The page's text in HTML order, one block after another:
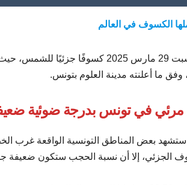
الكسوف في العالم
تشهد الأرض يوم السبت 29 مارس
ما أعلنته مدينة العلوم بتونس.
في تونس بدرجة ضوئية
ستشهد بعض المناطق التونسية الواقعة غرب
إلا أن نسبة الحجب ستكون ضعيفة جدًا ولن تتجاوز 0.30%